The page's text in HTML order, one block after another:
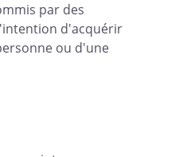
par des
d'acquérir
ou d'une